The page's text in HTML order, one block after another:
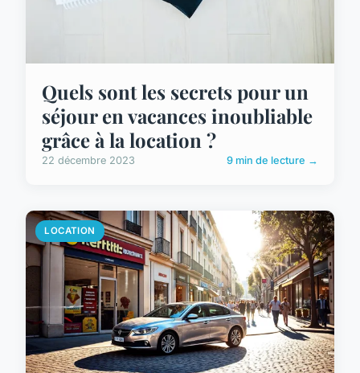
Quels sont les secrets pour un
séjour en vacances inoubliable
grâce à la location ?
22 décembre 2023 9 min de lecture →
LOCATION